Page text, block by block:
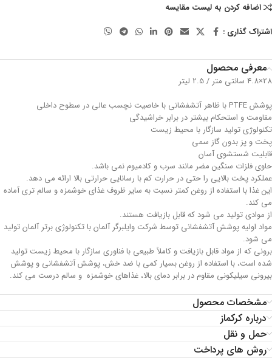
اضافه کردن به لیست مقایسه
اشتراک گذاری :
معرفی محصول
28×4.8 سانتی متر / 2.5 لیتر
پوشش PTFE با ظاهر آتشفشانی با خاصیت نچسب عالی در سطوح داخلی
مقاومت و استحکام بیشتر در برابر خراشیدگی
تکنولوژی تولید سازگار با محیط زیست
پخت و پز بدون گاز سمی
قابلیت شستشوی آسان
حاوی فلزات سنگین مضر مانند سرب و کادمیوم نمی باشد.
عملکرد پخت بالایی را حتی در حرارت کم با رسانایی حرارتی بالا ارائه می دهد.
این غذا با استفاده از روغن کمتر نسبت به سایر ظروف غذای خوشمزه و سالم تری آماده
می کند.
از موادی تولید می شود که قابل بازیافت هستند.
مواد اولیه پوشش آتشفشانی توسط شرکت وایلبرگر آلمان با تکنولوژی برتر آلمان تولید
می شود.
برونی که از مواد قابل بازیافت و کاملاً طبیعی با فناوری سازگار با محیط زیست تولید
شده است، با استفاده از روغن بسیار کمی با ضد خش، پوشش آتشفشانی و پوشش
بیرونی سیلیکونی مقاوم در برابر دمای بالا، غذاهای خوشمزه و سالم درست می کند.
مشخصات محصول
درباره کرکماز
حمل و نقل
روش های پرداخت